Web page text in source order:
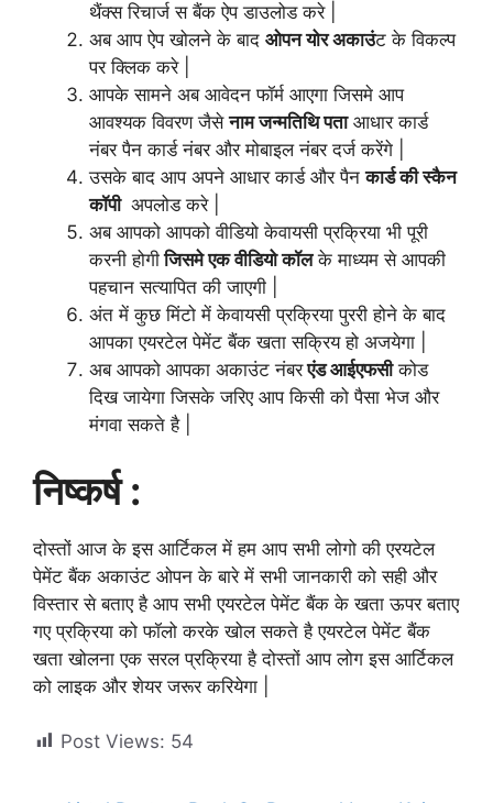
थैंक्स रिचार्ज स बैंक ऐप डाउलोड करे |
अब आप ऐप खोलने के बाद ओपन योर अकाउंट के विकल्प
पर क्लिक करे |
आपके सामने अब आवेदन फॉर्म आएगा जिसमे आप
आवश्यक विवरण जैसेनाम जन्मतिथि पताआधार कार्ड
नंबर पैन कार्ड नंबर और मोबाइल नंबर दर्ज करेंगे |
उसके बाद आप अपने आधार कार्ड और पैनकार्ड की स्कैन
कॉपी अपलोड करे |
अब आपको आपको वीडियो केवायसी प्रक्रिया भी पूरी
करनी होगीजिसमे एक वीडियो कॉलके माध्यम से आपकी
पहचान सत्यापित की जाएगी |
अंत में कुछ मिंटो में केवायसी प्रक्रिया पुररी होने के बाद
आपका एयरटेल पेमेंट बैंक खता सक्रिय हो अजयेगा |
अब आपको आपका अकाउंट नंबरएंड आईएफसीकोड
दिख जायेगा जिसके जरिए आप किसी को पैसा भेज और
मंगवा सकते है |
निष्कर्ष :
दोस्तों आज के इस आर्टिकल में हम आप सभी लोगो की एरयटेल
पेमेंट बैंक अकाउंट ओपन के बारे में सभी जानकारी को सही और
विस्तार से बताए है आप सभी एयरटेल पेमेंट बैंक के खता ऊपर बताए
गए प्रक्रिया को फॉलो करके खोल सकते है एयरटेल पेमेंट बैंक
खता खोलना एक सरल प्रक्रिया है दोस्तों आप लोग इस आर्टिकल
को लाइक और शेयर जरूर करियेगा |
Post Views: 54